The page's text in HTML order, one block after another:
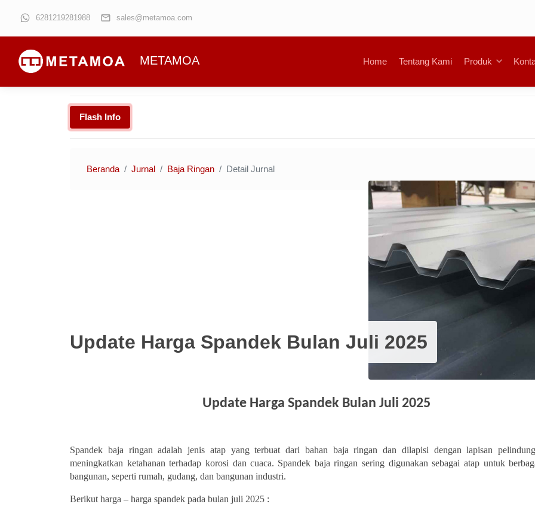
6281219281988 sales@metamoa.com
METAMOA Home Tentang Kami Produk
Flash Info
Beranda Jurnal Baja Ringan Detail Jurnal
Update Harga Spandek Bulan Juli 2025
Update Harga Spandek Bulan Juli 2025
Spandek baja ringan adalah jenis atap yang terbuat dari bahan baja ringan dan dilapisi dengan lapisan
meningkatkan ketahanan terhadap korosi dan cuaca. Spandek baja ringan sering digunakan sebagai atap untuk
bangunan, seperti rumah, gudang, dan bangunan industri.
Berikut harga – harga spandek pada bulan juli 2025 :